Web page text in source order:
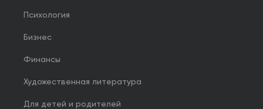
Психология
Бизнес
Финансы
Художественная литература
Для детей и родителей